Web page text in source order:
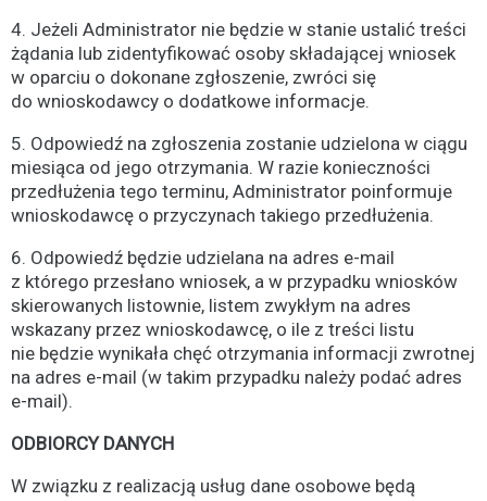
4. Jeżeli Administrator nie będzie w stanie ustalić treści
żądania lub zidentyfikować osoby składającej wniosek
w oparciu o dokonane zgłoszenie, zwróci się
do wnioskodawcy o dodatkowe informacje.
5. Odpowiedź na zgłoszenia zostanie udzielona w ciągu
miesiąca od jego otrzymania. W razie konieczności
przedłużenia tego terminu, Administrator poinformuje
wnioskodawcę o przyczynach takiego przedłużenia.
6. Odpowiedź będzie udzielana na adres e-mail
z którego przesłano wniosek, a w przypadku wniosków
skierowanych listownie, listem zwykłym na adres
wskazany przez wnioskodawcę, o ile z treści listu
nie będzie wynikała chęć otrzymania informacji zwrotnej
na adres e-mail (w takim przypadku należy podać adres
e-mail).
ODBIORCY DANYCH
W związku z realizacją usług dane osobowe będą